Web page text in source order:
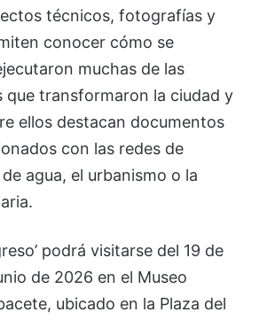
técnicos, fotografías y
conocer cómo se
muchas de las
que transformaron la ciudad y
ellos destacan documentos
con las redes de
agua, el urbanismo o la
podrá visitarse del 19 de
de 2026 en el Museo
ubicado en la Plaza del